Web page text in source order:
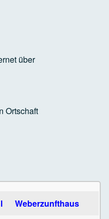
über
Ortschaft
tabs
Weberzunfthaus